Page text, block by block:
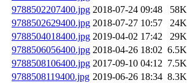
9788502207400.jpg 2018-07-24 09:48
58K
9788502629400.jpg 2018-07-27 10:57
24K
9788504018400.jpg 2019-04-02 17:42
29K
9788506056400.jpg 2018-04-26 18:02 6.5K
9788508106400.jpg 2017-09-10 04:12 7.5K
9788508119400.jpg 2019-06-26 18:34 8.3K